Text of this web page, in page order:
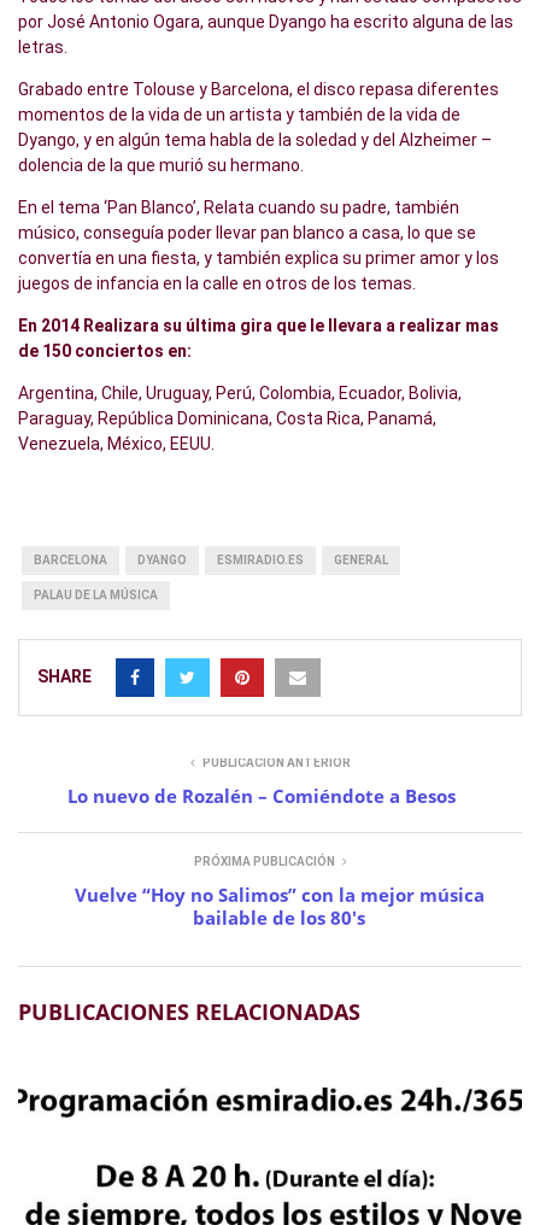
por José Antonio Ogara, aunque Dyango ha escrito alguna de las
letras.
Grabado entre Tolouse y Barcelona, el disco repasa diferentes
momentos de la vida de un artista y también de la vida de
Dyango, y en algún tema habla de la soledad y del Alzheimer –
dolencia de la que murió su hermano.
En el tema ‘Pan Blanco’, Relata cuando su padre, también
músico, conseguía poder llevar pan blanco a casa, lo que se
convertía en una fiesta, y también explica su primer amor y los
juegos de infancia en la calle en otros de los temas.
En 2014 Realizara su última gira que le llevara a realizar mas
de 150 conciertos en:
Argentina, Chile, Uruguay, Perú, Colombia, Ecuador, Bolivia,
Paraguay, República Dominicana, Costa Rica, Panamá,
Venezuela, México, EEUU.
BARCELONA DYANGO ESMIRADIO.ES GENERAL
PALAU DE LA MÚSICA
SHARE
PUBLICACIÓN ANTERIOR
Lo nuevo de Rozalén – Comiéndote a Besos
PRÓXIMA PUBLICACIÓN
Vuelve “Hoy no Salimos” con la mejor música
bailable de los 80′s
PUBLICACIONES RELACIONADAS